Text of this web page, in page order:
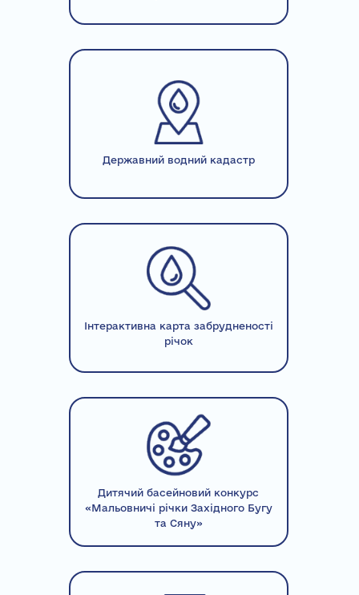
Державний водний кадастр
Інтерактивна карта забрудненості
річок
Дитячий басейновий конкурс
«Мальовничі річки Західного Бугу
та Сяну»